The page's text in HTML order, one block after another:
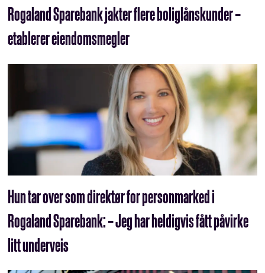
Rogaland Sparebank jakter flere boliglåns­kunder –
etablerer eiendomsmegler
Hun tar over som direktør for personmarked i
Rogaland Sparebank: – Jeg har heldigvis fått påvirke
litt underveis